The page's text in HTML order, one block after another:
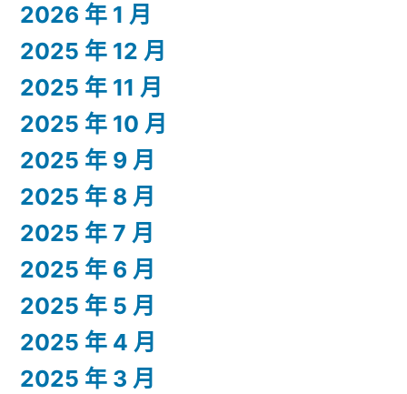
2026 年 1 月
2025 年 12 月
2025 年 11 月
2025 年 10 月
2025 年 9 月
2025 年 8 月
2025 年 7 月
2025 年 6 月
2025 年 5 月
2025 年 4 月
2025 年 3 月